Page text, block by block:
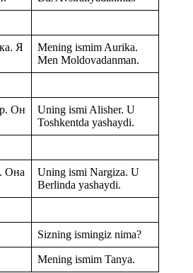
Я
Mening ismim Aurika.
Men Moldovadanman.
Он
Uning ismi Alisher. U
Toshkentda yashaydi.
Она
Uning ismi Nargiza. U
Berlinda yashaydi.
Sizning ismingiz nima?
Mening ismim Tanya.